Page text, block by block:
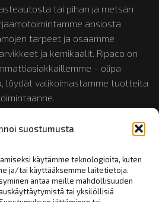
suostumusta
käytämme teknologioita, kuten
ja/tai käyttääksemme laitetietoja.
antaa meille mahdollisuuden
tai yksilöllisiä
tai pihan ja metsän
ansiosta
tarpeet ja osaamme
ja kemikaalit. Ripaco on
- olipa
löydät valikoimastamme tuotteita
jamoposport.fi